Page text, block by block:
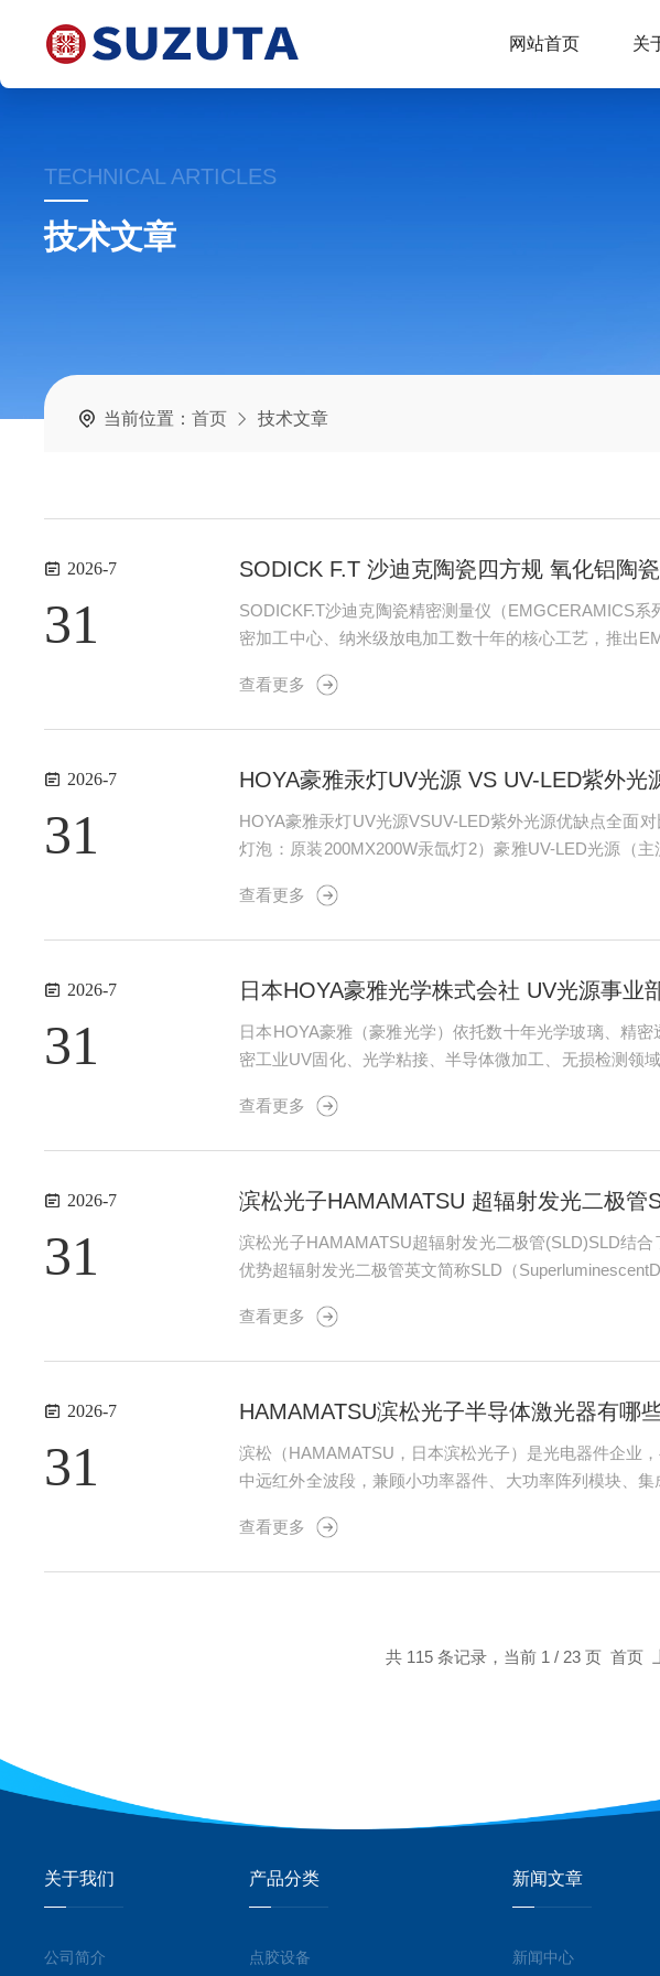
网站首页 关
TECHNICAL ARTICLES
技术文章
当前位置：首页 技术文章
2026-7
31
SODICK F.T 沙迪克陶瓷四方规 氧化铝陶
SODICKF.T沙迪克陶瓷精密测量仪（EMGCERAMICS
密加工中心、纳米级放电加工数十年的核心工艺，推出
精密制造、计量...
查看更多
2026-7
31
​HOYA豪雅汞灯UV光源 VS UV-LED紫外光
HOYA豪雅汞灯UV光源VSUV-LED紫外光源优缺点全面
灯泡：原装200MX200W汞氙灯2）豪雅UV-LED光源（
查看更多
2026-7
31
日本HOYA豪雅光学株式会社 UV光源事业
日本HOYA豪雅（豪雅光学）依托数十年光学玻璃、精
密工业UV固化、光学粘接、半导体微加工、无损检测领
高要求精密制造...
查看更多
2026-7
31
滨松光子HAMAMATSU 超辐射发光二极管
滨松光子HAMAMATSU超辐射发光二极管(SLD)SLD结
优势超辐射发光二极管英文简称SLD（
谱...
查看更多
2026-7
31
HAMAMATSU滨松光子半导体激光器有哪
滨松（HAMAMATSU，日本滨松光子）是光电器件企业
中远红外全波段，兼顾小功率器件、大功率阵列模块、
稳态长时间发...
查看更多
共 115 条记录，当前 1 / 23 页 首页
关于我们
公司简介
产品分类
点胶设备
新闻文章
新闻中心